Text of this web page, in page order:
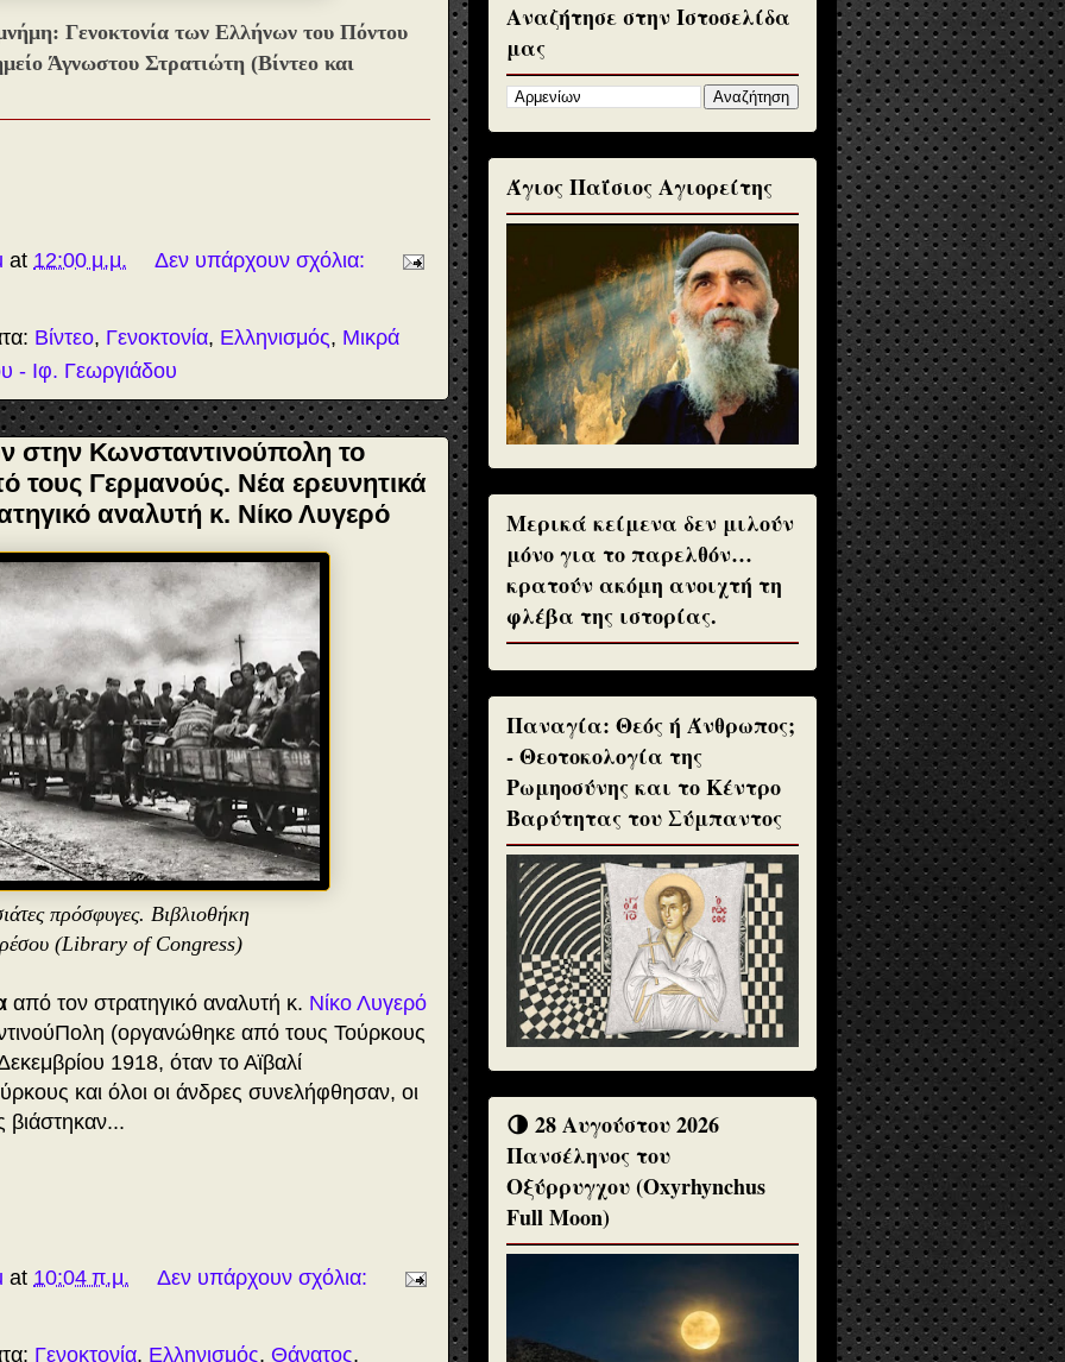
Γενοκτονία των Ελλήνων του Πόντου
Άγνωστου Στρατιώτη (Βίντεο και
at 12:00 μ.μ. Δεν υπάρχουν σχόλια:
Βίντεο, Γενοκτονία, Ελληνισμός, Μικρά
- Ιφ. Γεωργιάδου
Κωνσταντινούπολη το
τους Γερμανούς. Νέα ερευνητικά
αναλυτή κ. Νίκο Λυγερό
πρόσφυγες. Βιβλιοθήκη
(Library of Congress)
από τον στρατηγικό αναλυτή κ. Νίκο Λυγερό
(οργανώθηκε από τους Τούρκους
1918, όταν το Αϊβαλί
και όλοι οι άνδρες συνελήφθησαν, οι
βιάστηκαν...
at 10:04 π.μ. Δεν υπάρχουν σχόλια:
Γενοκτονία, Ελληνισμός, Θάνατος,
Αναζήτησε στην Ιστοσελίδα
μας
Άγιος Παΐσιος Αγιορείτης
Μερικά κείμενα δεν μιλούν
μόνο για το παρελθόν…
κρατούν ακόμη ανοιχτή τη
φλέβα της ιστορίας.
Παναγία: Θεός ή Άνθρωπος;
- Θεοτοκολογία της
Ρωμηοσύνης και το Κέντρο
Βαρύτητας του Σύμπαντος
🌗 28 Αυγούστου 2026
Πανσέληνος του
Οξύρρυγχου (Oxyrhynchus
Full Moon)